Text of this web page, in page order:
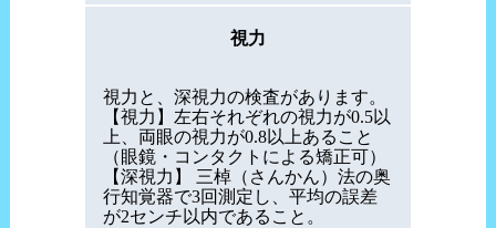
視力
視力と、深視力の検査があります。
【視力】左右それぞれの視力が0.5以
上、両眼の視力が0.8以上あること
（眼鏡・コンタクトによる矯正可）
【深視力】 三棹（さんかん）法の奥
行知覚器で3回測定し、平均の誤差
が2センチ以内であること。